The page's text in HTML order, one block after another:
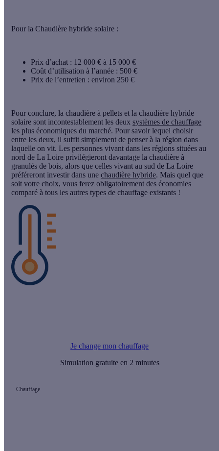
Pour la Chaudière hybride solaire :
Prix d’achat : 12 000 € à 15 000 €
Coût d’utilisation à l’année : 500 €
Prix de l’entretien : environ 250 €
Pour conclure, la chaudière à pellets et la chaudière hybride
solaire sont incontestablement les deux systèmes de chauffage
les plus économiques du marché. Pour savoir lequel choisir
entre les deux, il suffit simplement de penser à la région dans
laquelle on vit. Les personnes vivant dans les régions situées au
nord de La Loire privilégieront davantage la chaudière à
granulés de bois, alors que celles vivant au sud de La Loire
préféreront investir dans une chaudière hybride. Mais quel que
soit votre choix, vous ferez obligatoirement des économies
comparé à tous les autres types de chauffage existants !
Je change mon chauffage
Simulation gratuite en 2 minutes
Chauffage